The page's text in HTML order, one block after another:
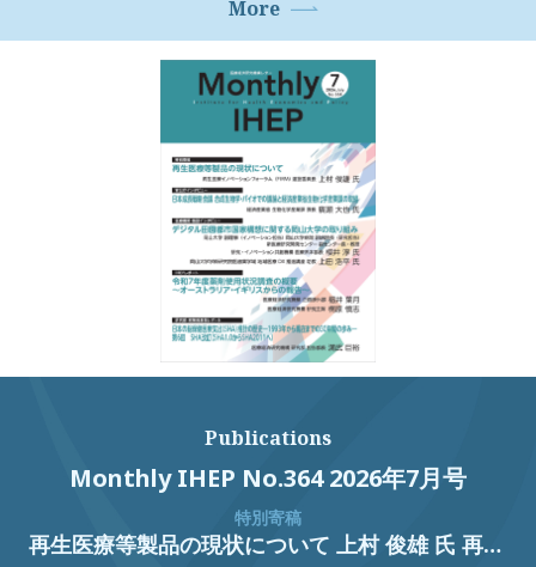
More
Publications
Monthly IHEP No.364 2026年7月号
特別寄稿
再生医療等製品の現状について 上村 俊雄 氏 再生医療イノベーションフォーラム（FIRM）運営委員長